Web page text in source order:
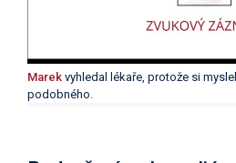
Marek vyhledal lékaře, protože si
podobného.